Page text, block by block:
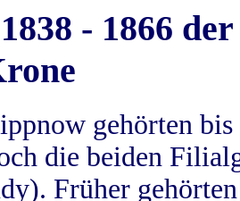
- 1866
gehörten
die beiden
Früher